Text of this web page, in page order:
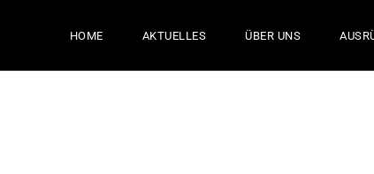
HOME
AKTUELLES ÜBER UNS